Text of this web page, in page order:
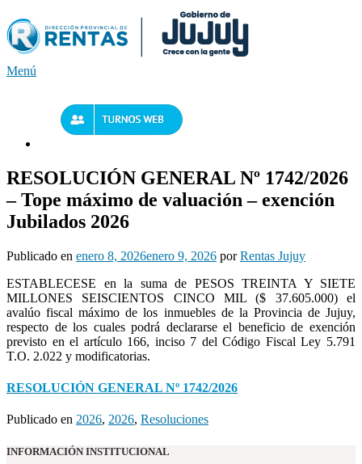
al
contenido
Menú
RESOLUCIÓN GENERAL Nº 1742/2026
– Tope máximo de valuación – exención
Jubilados 2026
Publicado en enero 8, 2026enero 9, 2026 porRentas Jujuy
ESTABLECESE en la suma de PESOS TREINTA Y SIETE
MILLONES SEISCIENTOS CINCO MIL ($ 37.605.000) el
avalúo fiscal máximo de los inmuebles de la Provincia de Jujuy,
respecto de los cuales podrá declararse el beneficio de exención
previsto en el artículo 166, inciso 7 del Código Fiscal Ley 5.791
T.O. 2.022 y modificatorias.
RESOLUCIÓN GENERAL Nº 1742/2026
Publicado en 2026, 2026, Resoluciones
INFORMACIÓN INSTITUCIONAL